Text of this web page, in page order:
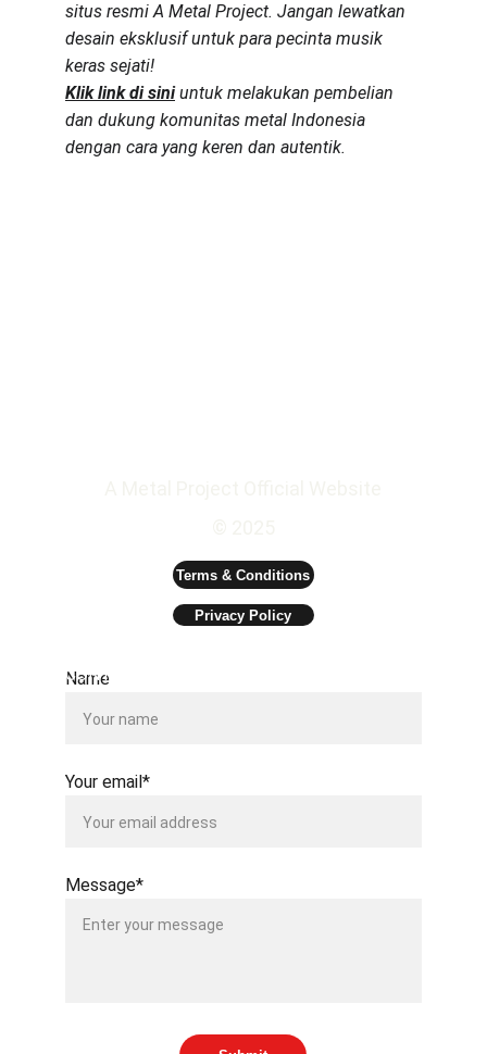
situs resmi A Metal Project. Jangan lewatkan
desain eksklusif untuk para pecinta musik
keras sejati!
Klik link di sini untuk melakukan pembelian
dan dukung komunitas metal Indonesia
dengan cara yang keren dan autentik.
Terms & Conditions
Privacy Policy
Name
Your email*
Message*
CONTACT US